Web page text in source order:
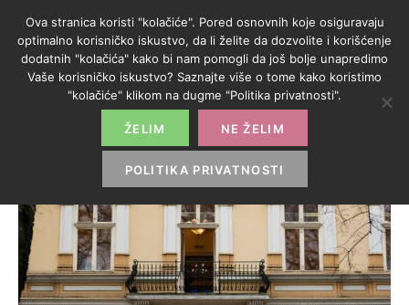
Ova stranica koristi "kolačiće". Pored osnovnih koje osiguravaju
optimalno korisničko iskustvo, da li želite da dozvolite i korišćenje
dodatnih "kolačića" kako bi nam pomogli da još bolje unapredimo
Vaše korisničko iskustvo? Saznajte više o tome kako koristimo
"kolačiće" klikom na dugme "Politika privatnosti".
ŽELIM NE ŽELIM
POLITIKA PRIVATNOSTI